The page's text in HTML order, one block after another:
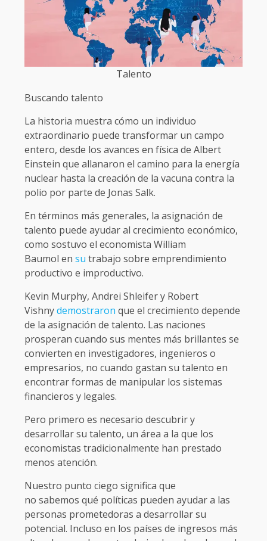
Talento
Buscando talento
La historia muestra cómo un individuo
extraordinario puede transformar un campo
entero, desde los avances en física de Albert
Einstein que allanaron el camino para la energía
nuclear hasta la creación de la vacuna contra la
polio por parte de Jonas Salk.
En términos más generales, la asignación de
talento puede ayudar al crecimiento económico,
como sostuvo el economista William
Baumol en su trabajo sobre emprendimiento
productivo e improductivo.
Kevin Murphy, Andrei Shleifer y Robert
Vishnydemostraron que el crecimiento depende
de la asignación de talento. Las naciones
prosperan cuando sus mentes más brillantes se
convierten en investigadores, ingenieros o
empresarios, no cuando gastan su talento en
encontrar formas de manipular los sistemas
financieros y legales.
Pero primero es necesario descubrir y
desarrollar su talento, un área a la que los
economistas tradicionalmente han prestado
menos atención.
Nuestro punto ciego significa que
no sabemos qué políticas pueden ayudar a las
personas prometedoras a desarrollar su
potencial. Incluso en los países de ingresos más